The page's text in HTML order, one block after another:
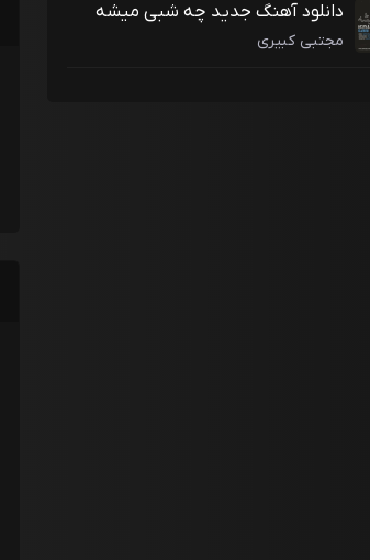
دانلود آهنگ جدید چه شبی میشه
مجتبی کبیری